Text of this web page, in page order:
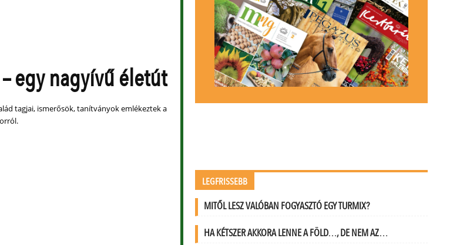
egy nagyívű életút
tagjai, ismerősök, tanítványok emlékeztek a
LEGFRISSEBB
MITŐL LESZ VALÓBAN FOGYASZTÓ EGY TURMIX?
HA KÉTSZER AKKORA LENNE A FÖLD…, DE NEM AZ…